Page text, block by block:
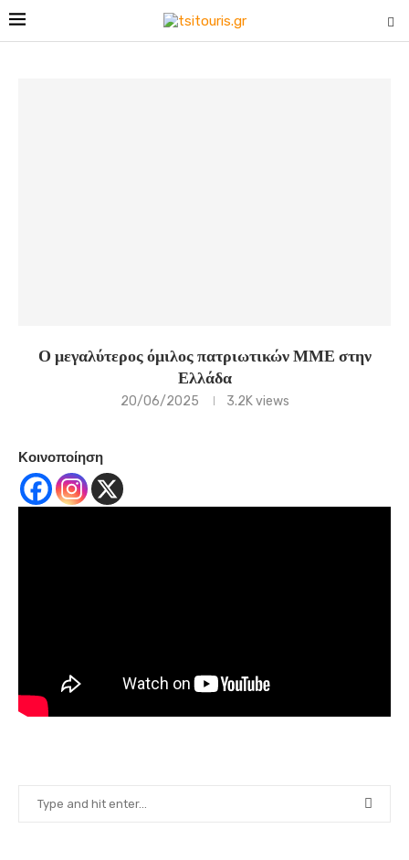
Ο μεγαλύτερος όμιλος πατριωτικών ΜΜΕ στην
Ελλάδα
20/06/2025 3.2Kviews
Κοινοποίηση